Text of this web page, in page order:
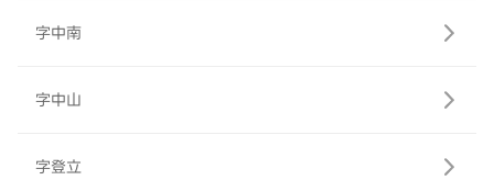
字中南
字中山
字登立